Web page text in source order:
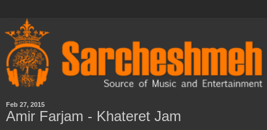
Feb 27, 2015
Amir Farjam - Khateret Jam